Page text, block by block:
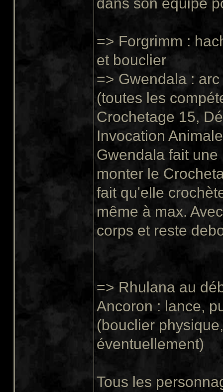
=> Forgrimm :
et bouclier
=> Gwendala :
(toutes les
Crochetage 15,
Invocation
Gwendala fait
monter le
fait qu'elle
même à max.
corps et reste
=> Rhulana au
Ancoron : lance,
(bouclier
éventuellement)
Tous les